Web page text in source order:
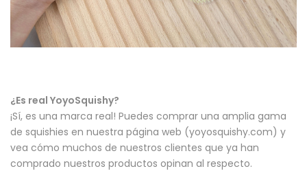
¿Es real YoyoSquishy?
¡Sí, es una marca real! Puedes comprar una amplia gama
de squishies en nuestra página web (yoyosquishy.com) y
vea cómo muchos de nuestros clientes que ya han
comprado nuestros productos opinan al respecto.